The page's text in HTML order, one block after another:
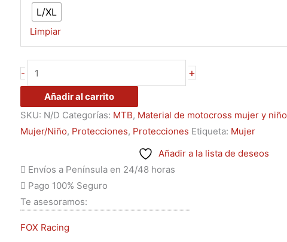
L/XL
Limpiar
- +
Añadir al carrito
SKU: N/D Categorías: MTB, Material de motocross mujer y niño
Mujer/Niño, Protecciones, Protecciones Etiqueta: Mujer
Añadir a la lista de deseos
Envíos a Península en 24/48 horas
Pago 100% Seguro
Te asesoramos:
FOX Racing